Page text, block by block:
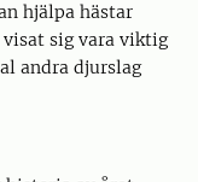
hjälpa hästar
sig vara viktig
andra djurslag